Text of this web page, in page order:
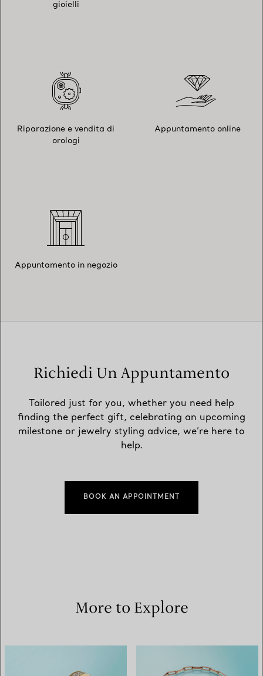
gioielli
Riparazione e vendita di
orologi
Appuntamento online
Appuntamento in negozio
Richiedi Un Appuntamento
Tailored just for you, whether you need help
finding the perfect gift, celebrating an upcoming
milestone or jewelry styling advice, we’re here to
help.
BOOK AN APPOINTMENT
More to Explore